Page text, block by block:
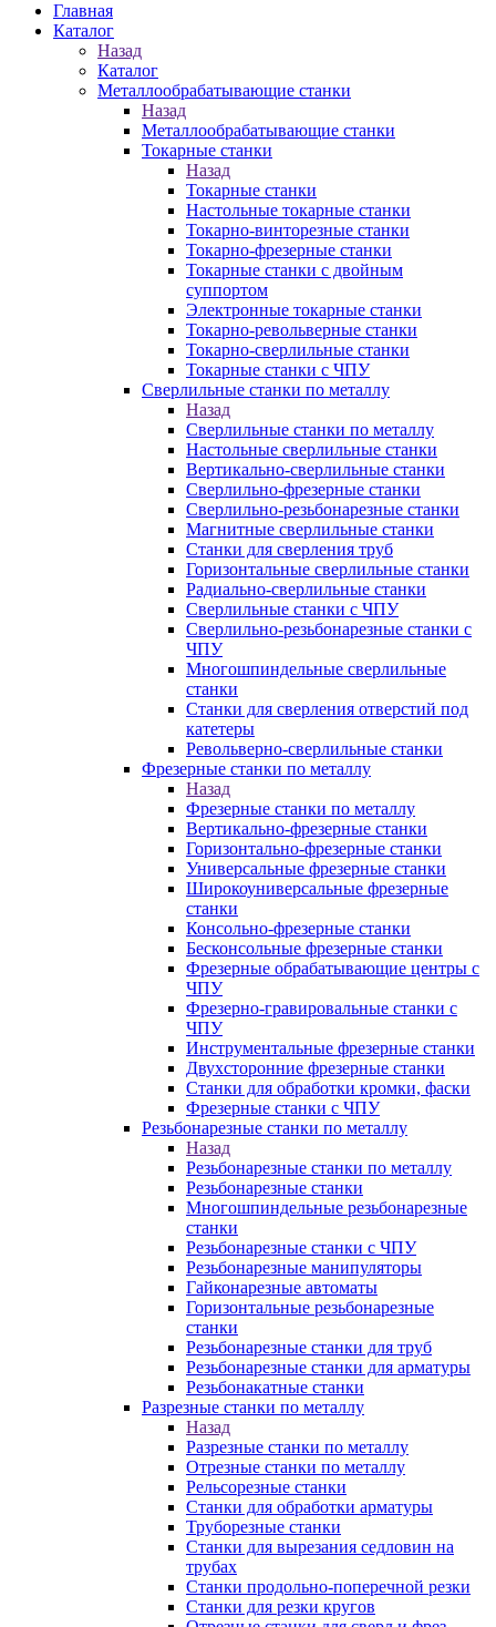
Главная
Каталог
Назад
Каталог
Металлообрабатывающие станки
Назад
Металлообрабатывающие станки
Токарные станки
Назад
Токарные станки
Настольные токарные станки
Токарно-винторезные станки
Токарно-фрезерные станки
Токарные станки с двойным
суппортом
Электронные токарные станки
Токарно-револьверные станки
Токарно-сверлильные станки
Токарные станки с ЧПУ
Сверлильные станки по металлу
Назад
Сверлильные станки по металлу
Настольные сверлильные станки
Вертикально-сверлильные станки
Сверлильно-фрезерные станки
Сверлильно-резьбонарезные станки
Магнитные сверлильные станки
Станки для сверления труб
Горизонтальные сверлильные станки
Радиально-сверлильные станки
Сверлильные станки с ЧПУ
Сверлильно-резьбонарезные станки с
ЧПУ
Многошпиндельные сверлильные
станки
Станки для сверления отверстий под
катетеры
Револьверно-сверлильные станки
Фрезерные станки по металлу
Назад
Фрезерные станки по металлу
Вертикально-фрезерные станки
Горизонтально-фрезерные станки
Универсальные фрезерные станки
Широкоуниверсальные фрезерные
станки
Консольно-фрезерные станки
Бесконсольные фрезерные станки
Фрезерные обрабатывающие центры с
ЧПУ
Фрезерно-гравировальные станки с
ЧПУ
Инструментальные фрезерные станки
Двухсторонние фрезерные станки
Станки для обработки кромки, фаски
Фрезерные станки с ЧПУ
Резьбонарезные станки по металлу
Назад
Резьбонарезные станки по металлу
Резьбонарезные станки
Многошпиндельные резьбонарезные
станки
Резьбонарезные станки с ЧПУ
Резьбонарезные манипуляторы
Гайконарезные автоматы
Горизонтальные резьбонарезные
станки
Резьбонарезные станки для труб
Резьбонарезные станки для арматуры
Резьбонакатные станки
Разрезные станки по металлу
Назад
Разрезные станки по металлу
Отрезные станки по металлу
Рельсорезные станки
Станки для обработки арматуры
Труборезные станки
Станки для вырезания седловин на
трубаx
Станки продольно-поперечной резки
Станки для резки кругов